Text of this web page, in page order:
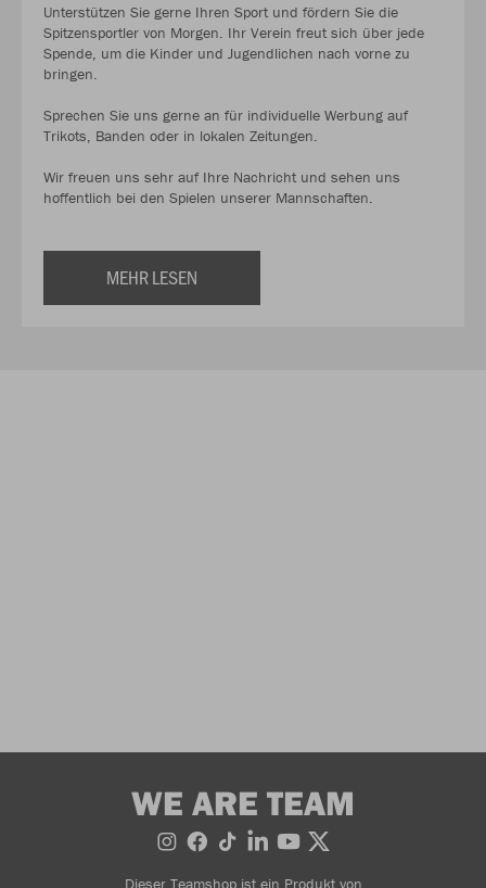
Unterstützen Sie gerne Ihren Sport und fördern Sie die
Spitzensportler von Morgen. Ihr Verein freut sich über jede
Spende, um die Kinder und Jugendlichen nach vorne zu
bringen.
Sprechen Sie uns gerne an für individuelle Werbung auf
Trikots, Banden oder in lokalen Zeitungen.
Wir freuen uns sehr auf Ihre Nachricht und sehen uns
hoffentlich bei den Spielen unserer Mannschaften.
MEHR LESEN
WE ARE TEAM
Dieser Teamshop ist ein Produkt von